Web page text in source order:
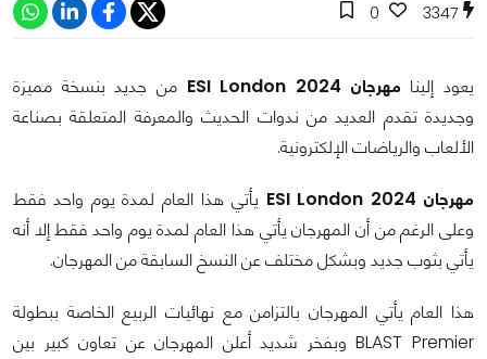
3347
0
يعود إلينا مهرجان ESI London 2024
من جديد بنسخة مميزة
وجديدة تقدم العديد من ندوات الحديث والمعرفة المتعلقة بصناعة
الألعاب والرياضات الإلكترونية.
مهرجان ESI London 2024
يأتي هذا العام لمدة يوم واحد فقط
وعلى الرغم من أن المهرجان يأتي هذا العام لمدة يوم واحد فقط إلا أنه
يأتي بثوب جديد وبشكل مختلف عن النسخ السابقة من المهرجان.
هذا العام يأتي المهرجان بالتزامن مع نهائيات الربيع الخاصة ببطولة
BLAST Premier وبفخر شديد أعلن المهرجان عن تعاون كبير بين